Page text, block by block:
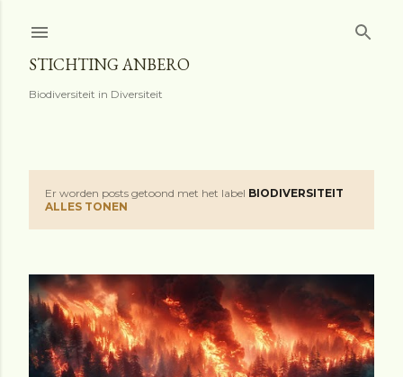
STICHTING ANBERO
Biodiversiteit in Diversiteit
s
t
s
Er worden posts getoond met het label BIODIVERSITEIT
ALLES TONEN